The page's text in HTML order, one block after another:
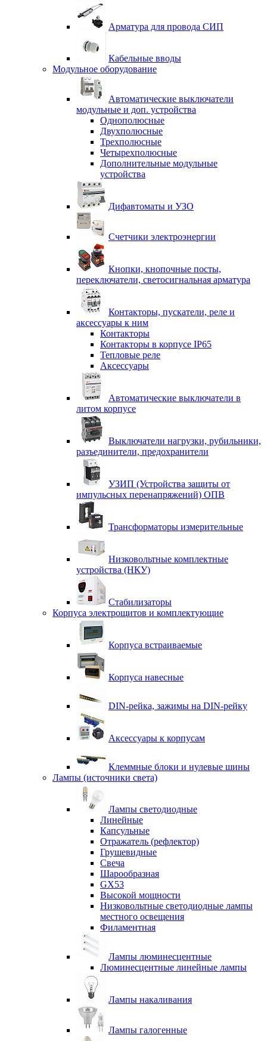
Арматура для провода СИП
Кабельные вводы
Модульное оборудование
Автоматические выключатели
модульные и доп. устройства
Однополюсные
Двухполюсные
Трехполюсные
Четырехполюсные
Дополнительные модульные
устройства
Дифавтоматы и УЗО
Счетчики электроэнергии
Кнопки, кнопочные посты,
переключатели, светосигнальная арматура
Контакторы, пускатели, реле и
аксессуары к ним
Контакторы
Контакторы в корпусе IP65
Тепловые реле
Аксессуары
Автоматические выключатели в
литом корпусе
Выключатели нагрузки, рубильники,
разъединители, предохранители
УЗИП (Устройства защиты от
импульсных перенапряжений) ОПВ
Трансформаторы измерительные
Низковольтные комплектные
устройства (НКУ)
Стабилизаторы
Корпуса электрощитов и комплектующие
Корпуса встраиваемые
Корпуса навесные
DIN-рейка, зажимы на DIN-рейку
Аксессуары к корпусам
Клеммные блоки и нулевые шины
Лампы (источники света)
Лампы светодиодные
Линейные
Капсульные
Отражатель (рефлектор)
Грушевидные
Свеча
Шарообразная
GX53
Высокой мощности
Низковольтные светодиодные лампы
местного освещения
Филаментная
Лампы люминесцентные
Люминесцентные линейные лампы
Лампы накаливания
Лампы галогенные